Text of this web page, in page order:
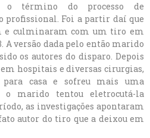
o término do processo de
profissional. Foi a partir daí que
e culminaram com um tiro em
A versão dada pelo então marido
os autores do disparo. Depois
em hospitais e diversas cirurgias,
casa e sofreu mais uma
marido tentou eletrocutá-la
as investigações apontaram
autor do tiro que a deixou em